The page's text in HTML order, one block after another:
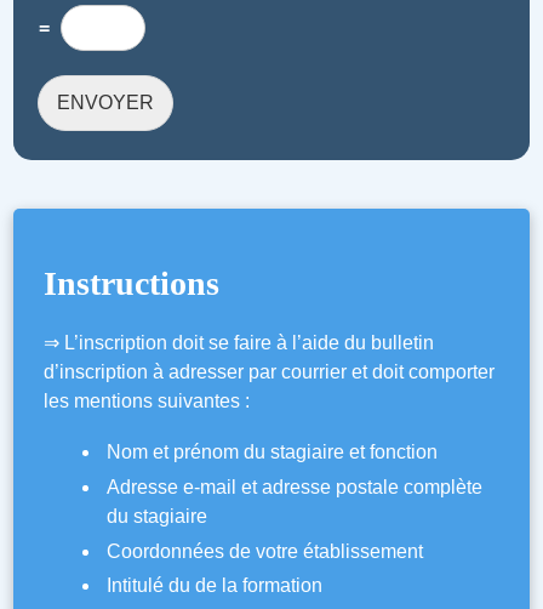
Instructions
⇒ L’inscription doit se faire à l’aide du bulletin
d’inscription à adresser par courrier et doit comporter
les mentions suivantes :
Nom et prénom du stagiaire et fonction
Adresse e-­mail et adresse postale complète
du stagiaire
Coordonnées de votre établissement
Intitulé du de la formation
*
e
=
ENVOYER